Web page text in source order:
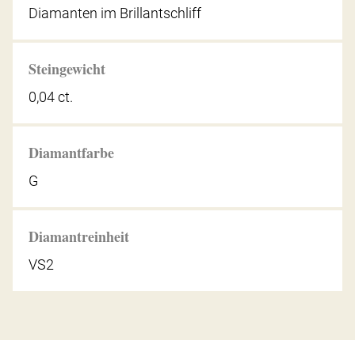
Diamanten im Brillantschliff
Steingewicht
0,04 ct.
Diamantfarbe
G
Diamantreinheit
VS2